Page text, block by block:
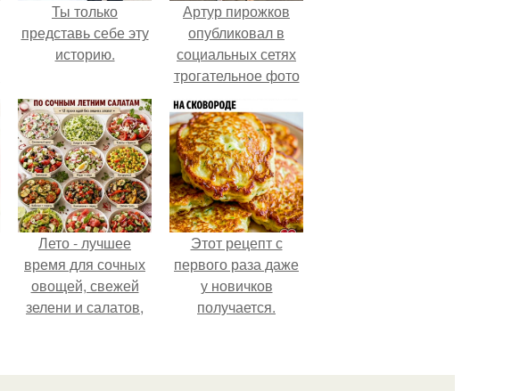
Ты только
представь себе эту
историю.
Артур пирожков
опубликовал в
социальных сетях
трогательное фото
с супругой
Анжеликой,
сделанное во
время их недавнего
путешествия в
Италию.
Лето - лучшее
время для сочных
овощей, свежей
зелени и салатов,
несколько минут.
Этот рецепт с
первого раза даже
у новичков
получается.